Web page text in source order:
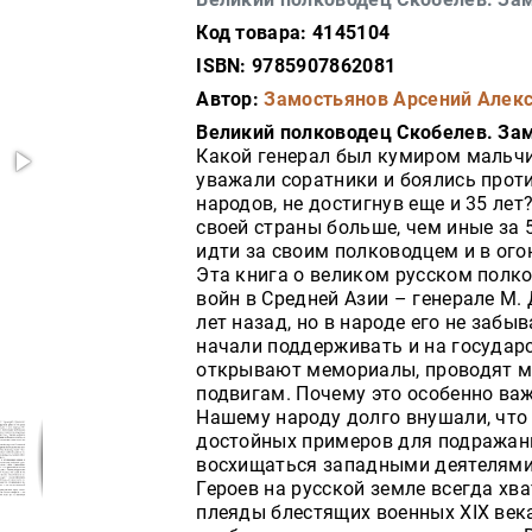
Код товара: 4145104
ISBN: 9785907862081
Автор:Замостьянов Арсений
Великий полководец Скобелев.
Какой генерал был кумиром
уважали соратники и боялись
народов, не достигнув еще и 35
своей страны больше, чем иные за
идти за своим полководцем и в
Эта книга о великом русском
войн в Средней Азии – генерале
лет назад, но в народе его не
начали поддерживать и на
открывают мемориалы, проводят
подвигам. Почему это особенно
Нашему народу долго внушали,
достойных примеров для
восхищаться западными
Героев на русской земле всегда
плеяды блестящих военных XIX